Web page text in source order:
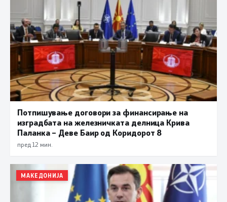
Потпишување договори за финансирање на
изградбата на железничката делница Крива
Паланка – Деве Баир од Коридорот 8
пред 12 мин.
МАКЕДОНИЈА